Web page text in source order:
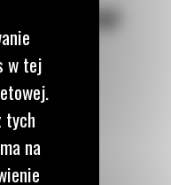
w tej
tych
na